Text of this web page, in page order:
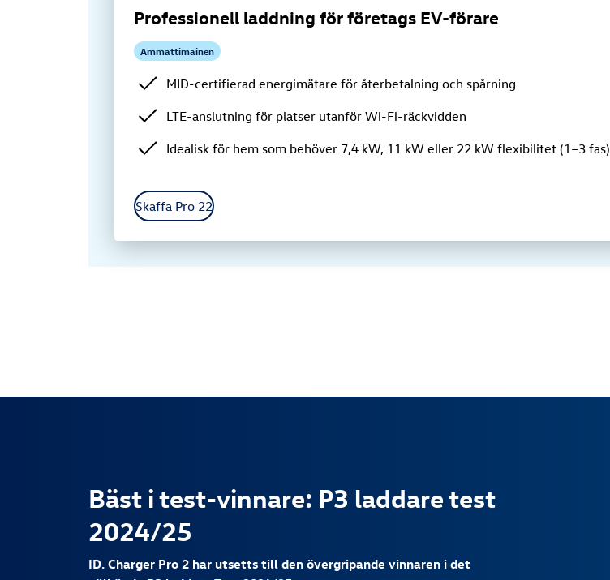
Professionell laddning för företags EV-förare
Ammattimainen
MID-certifierad energimätare för återbetalning och spårning
LTE-anslutning för platser utanför Wi-Fi-räckvidden
Idealisk för hem som behöver 7,4 kW, 11 kW eller 22 kW flexibilitet (1–3 fas)
Skaffa Pro 22
Bäst i test-vinnare: P3 laddare test
2024/25
ID. Charger Pro 2 har utsetts till den övergripande vinnaren i det